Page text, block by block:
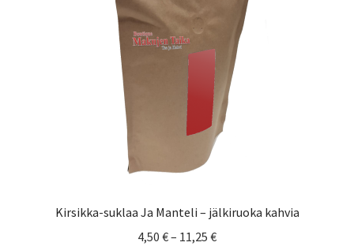
Kirsikka-suklaa Ja Manteli – jälkiruoka kahvia
4,50 €– 11,25 €Hintaluokka: